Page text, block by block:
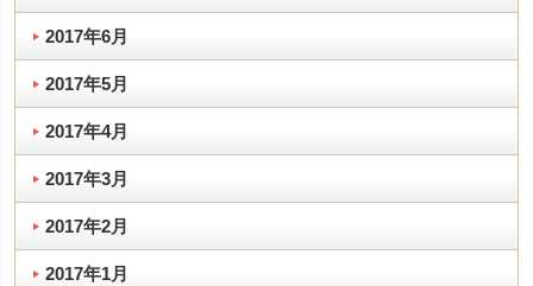
2017年6月
2017年5月
2017年4月
2017年3月
2017年2月
2017年1月